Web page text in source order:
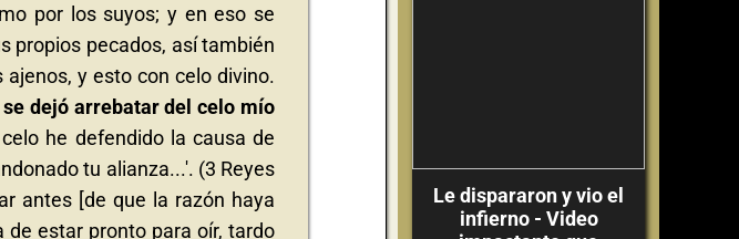
por los suyos; y en eso se
propios pecados, así también
y esto con celo divino.
dejó arrebatar del celo mío
he defendido la causa de
tu alianza...'. (3 Reyes
antes [de que la razón haya
estar pronto para oír, tardo
Le dispararon y vio el
infierno - Video